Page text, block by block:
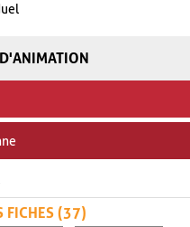
FICHES (37)